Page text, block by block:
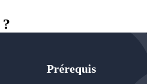
Prérequis